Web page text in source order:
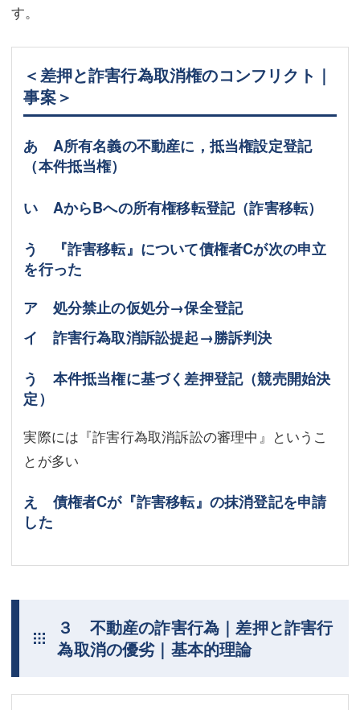
す。
＜差押と詐害行為取消権のコンフリクト｜
事案＞
あ A所有名義の不動産に，抵当権設定登記
（本件抵当権）
い AからBへの所有権移転登記（詐害移転）
う 『詐害移転』について債権者Cが次の申立
を行った
ア 処分禁止の仮処分→保全登記
イ 詐害行為取消訴訟提起→勝訴判決
う 本件抵当権に基づく差押登記（競売開始決
定）
実際には『詐害行為取消訴訟の審理中』というこ
とが多い
え 債権者Cが『詐害移転』の抹消登記を申請
した
３ 不動産の詐害行為｜差押と詐害行
為取消の優劣｜基本的理論